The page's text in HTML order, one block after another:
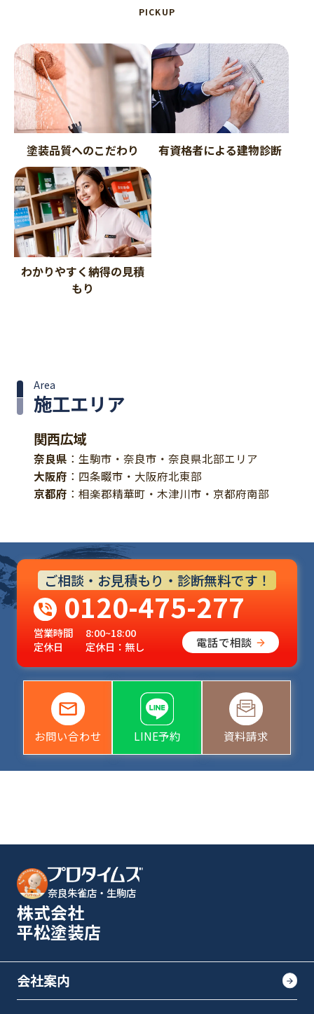
PICKUP
塗装品質へのこだわり 有資格者による建物診断
わかりやすく納得の見積
もり
施工エリア
Area
関西広域
奈良県 ：生駒市・奈良市・奈良県北部エリア
大阪府 ：四条畷市・大阪府北東部
京都府 ：相楽郡精華町・木津川市・京都府南部
ご相談・お見積もり・診断無料です！
0120-475-277
営業時間
8:00~18:00
定休日
定休日：無し 電話で相談
お問い合わせ LINE予約 資料請求
奈良朱雀店・生駒店
株式会社
平松塗装店
会社案内